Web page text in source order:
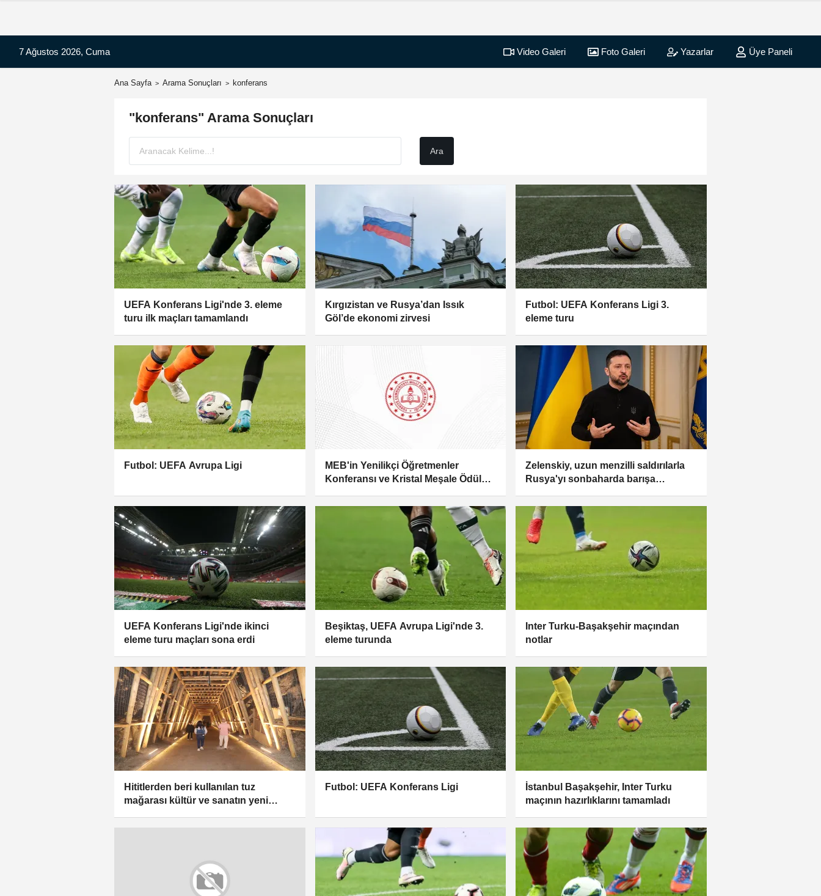
7 Ağustos 2026, Cuma Video Galeri Foto Galeri Yazarlar Üye Paneli
Ana Sayfa Arama Sonuçları konferans
"konferans" Arama Sonuçları
UEFA Konferans Ligi'nde 3. eleme
turu ilk maçları tamamlandı
Kırgızistan ve Rusya’dan Issık
Göl’de ekonomi zirvesi
Futbol: UEFA Konferans Ligi 3.
eleme turu
Futbol: UEFA Avrupa Ligi
MEB'in Yenilikçi Öğretmenler
Konferansı ve Kristal Meşale Ödül
Zelenskiy, uzun menzilli saldırılarla
Rusya'yı sonbaharda barışa
UEFA Konferans Ligi'nde ikinci
eleme turu maçları sona erdi
Beşiktaş, UEFA Avrupa Ligi'nde 3.
eleme turunda
Inter Turku-Başakşehir maçından
notlar
Hititlerden beri kullanılan tuz
mağarası kültür ve sanatın yeni
Futbol: UEFA Konferans Ligi
İstanbul Başakşehir, Inter Turku
maçının hazırlıklarını tamamladı